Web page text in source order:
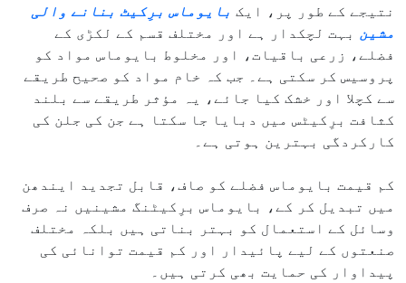
نتیجے کے طور پر، ایک بایوماس برِکیٹ بنانے والی
مشین بہت لچکدار ہے اور مختلف قسم کے لکڑی کے
فضلے، زرعی باقیات، اور مخلوط بایوماس مواد کو
پروسیس کر سکتی ہے۔ جب کہ خام مواد کو صحیح طریقے
سے کچلا اور خشک کیا جائے، یہ مؤثر طریقے سے بلند
کثافت برِکیٹس میں دبایا جا سکتا ہے جن کی جلن کی
کارکردگی بہترین ہوتی ہے۔
کم قیمت بایوماس فضلے کو صاف، قابل تجدید ایندھن
میں تبدیل کر کے، بایوماس برِکیٹنگ مشینیں نہ صرف
وسائل کے استعمال کو بہتر بناتی ہیں بلکہ مختلف
صنعتوں کے لیے پائیدار اور کم قیمت توانائی کی
پیداوار کی حمایت بھی کرتی ہیں۔